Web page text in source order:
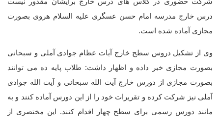
درس خارج مدرسه امام حسن عسگری علیه السلام هروی بصورت
مجازی آماده شده است.
وی از تشکیل دروس سطح خارج آیات عظام جوادی آملی و سبحانی
بصورت مجازی خبر داده و اظهار داشت: طلاب پایه ده می توانند
بصورت مجازی از دورس خارج آیت الله سبحانی و آیت الله جوادی
آملی نیز شرکت کرده و تقریرات خود را از این دورس آماده کنند و به
مانند دورس رسمی برای سطح چهار اقدام کنند. این مختصری از